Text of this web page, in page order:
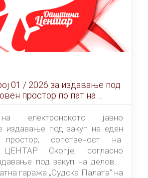
01 / 2026 за издавање под
простор по пат на
ЈАВНО НАДДАВАЊЕ
електронското јавно
издавање под закуп на еден
сопственост на
Скопје, согласно
под закуп на деловен
гаража „Судска Палата” на